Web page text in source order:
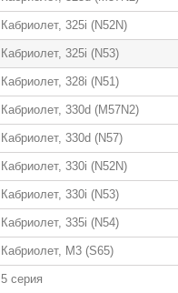
Кабриолет, 325i (N52N)
Кабриолет, 325i (N53)
Кабриолет, 328i (N51)
Кабриолет, 330d (M57N2)
Кабриолет, 330d (N57)
Кабриолет, 330i (N52N)
Кабриолет, 330i (N53)
Кабриолет, 335i (N54)
Кабриолет, M3 (S65)
5 серия